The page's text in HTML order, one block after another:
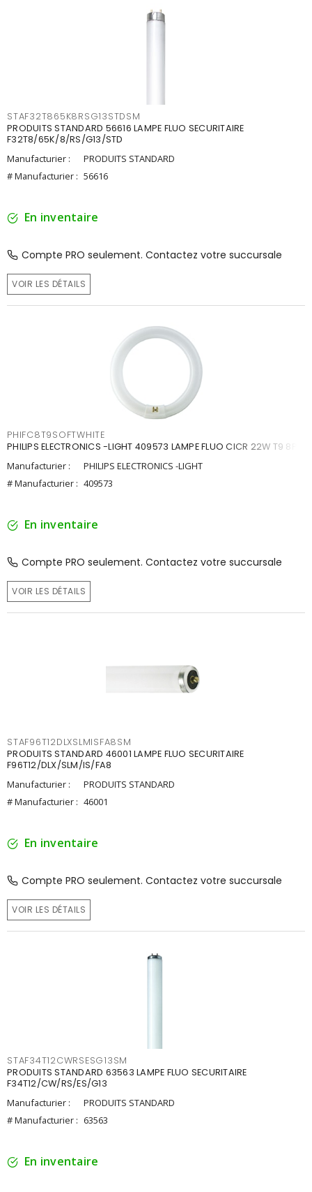
STAF32T865K8RSG13STDSM
PRODUITS STANDARD 56616 LAMPE FLUO SECURITAIRE
F32T8/65K/8/RS/G13/STD
Manufacturier :
PRODUITS STANDARD
# Manufacturier : 56616
En inventaire
Compte PRO seulement. Contactez votre succursale
VOIR LES DÉTAILS
PHIFC8T9SOFTWHITE
PHILIPS ELECTRONICS -LIGHT 409573 LAMPE FLUO CICR 22W T9 8PO
Manufacturier :
PHILIPS ELECTRONICS -LIGHT
# Manufacturier : 409573
En inventaire
Compte PRO seulement. Contactez votre succursale
VOIR LES DÉTAILS
STAF96T12DLXSLMISFA8SM
PRODUITS STANDARD 46001 LAMPE FLUO SECURITAIRE
F96T12/DLX/SLM/IS/FA8
Manufacturier :
PRODUITS STANDARD
# Manufacturier : 46001
En inventaire
Compte PRO seulement. Contactez votre succursale
VOIR LES DÉTAILS
STAF34T12CWRSESG13SM
PRODUITS STANDARD 63563 LAMPE FLUO SECURITAIRE
F34T12/CW/RS/ES/G13
Manufacturier :
PRODUITS STANDARD
# Manufacturier : 63563
En inventaire